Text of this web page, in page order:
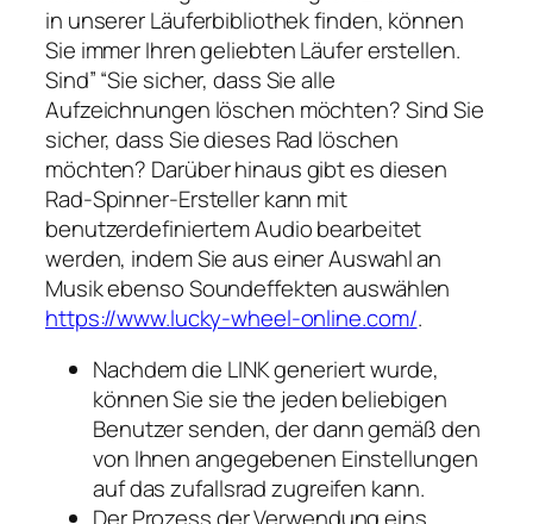
in unserer Läuferbibliothek finden, können
Sie immer Ihren geliebten Läufer erstellen.
Sind” “Sie sicher, dass Sie alle
Aufzeichnungen löschen möchten? Sind Sie
sicher, dass Sie dieses Rad löschen
möchten? Darüber hinaus gibt es diesen
Rad-Spinner-Ersteller kann mit
benutzerdefiniertem Audio bearbeitet
werden, indem Sie aus einer Auswahl an
Musik ebenso Soundeffekten auswählen
https://www.lucky-wheel-online.com/.
Nachdem die LINK generiert wurde,
können Sie sie the jeden beliebigen
Benutzer senden, der dann gemäß den
von Ihnen angegebenen Einstellungen
auf das zufallsrad zugreifen kann.